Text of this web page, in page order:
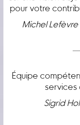
pour votre
Michel Lefèvre
Équipe
services
Sigrid